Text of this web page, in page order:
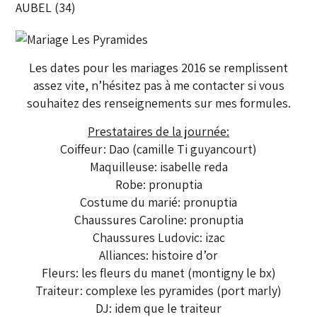
Les dates pour les mariages 2016 se remplissent
assez vite, n’hésitez pas à me contacter si vous
souhaitez des renseignements sur mes formules.
Prestataires de la journée:
Coiffeur: Dao (camille Ti guyancourt)
Maquilleuse: isabelle reda
Robe: pronuptia
Costume du marié: pronuptia
Chaussures Caroline: pronuptia
Chaussures Ludovic: izac
Alliances: histoire d’or
Fleurs: les fleurs du manet (montigny le bx)
Traiteur: complexe les pyramides (port marly)
DJ: idem que le traiteur